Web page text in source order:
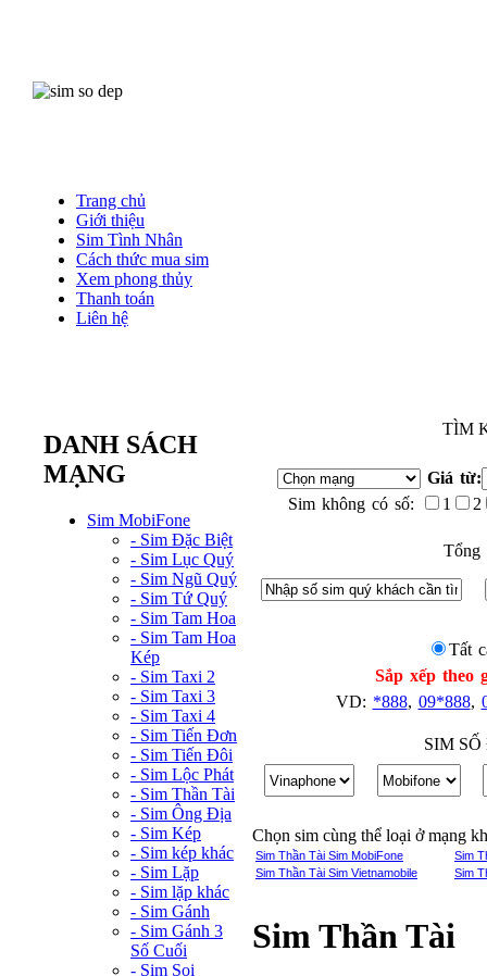
Trang chủ
Giới thiệu
Sim Tình Nhân
Cách thức mua sim
Xem phong thủy
Thanh toán
Liên hệ
DANH SÁCH
MẠNG
Sim MobiFone
- Sim Đặc Biệt
- Sim Lục Quý
- Sim Ngũ Quý
- Sim Tứ Quý
- Sim Tam Hoa
- Sim Tam Hoa
Kép
- Sim Taxi 2
- Sim Taxi 3
- Sim Taxi 4
- Sim Tiến Đơn
- Sim Tiến Đôi
- Sim Lộc Phát
- Sim Thần Tài
- Sim Ông Địa
- Sim Kép
- Sim kép khác
- Sim Lặp
- Sim lặp khác
- Sim Gánh
- Sim Gánh 3
Số Cuối
- Sim Soi
TÌM
Giá từ:
Sim không có số:
1 2
Tất
Sắp xếp theo
VD: *888, 09*888,
SIM
Chọn sim cùng thể loại ở mạng
Sim Thần Tài Sim MobiFone
Sim
Sim Thần Tài Sim Vietnamobile
Sim
Sim Thần Tài